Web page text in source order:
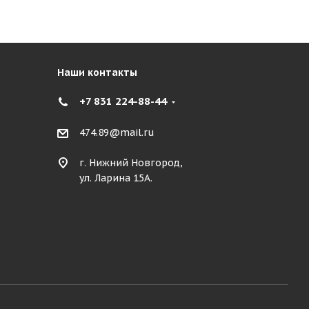
Наши контакты
+7 831 224-88-44
474.89@mail.ru
г. Нижний Новгород,
ул. Ларина 15А.